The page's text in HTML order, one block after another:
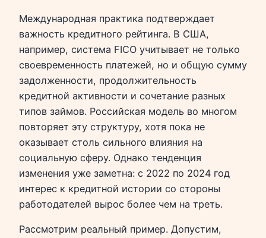
Международная практика подтверждает
важность кредитного рейтинга. В США,
например, система FICO учитывает не только
своевременность платежей, но и общую сумму
задолженности, продолжительность
кредитной активности и сочетание разных
типов займов. Российская модель во многом
повторяет эту структуру, хотя пока не
оказывает столь сильного влияния на
социальную сферу. Однако тенденция
изменения уже заметна: с 2022 по 2024 год
интерес к кредитной истории со стороны
работодателей вырос более чем на треть.
Рассмотрим реальный пример. Допустим,